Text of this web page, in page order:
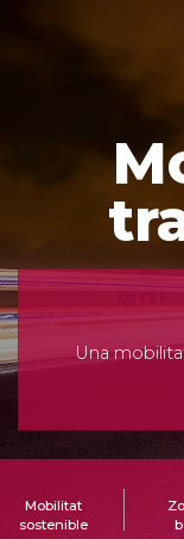
Una
Mobilitat
sostenible